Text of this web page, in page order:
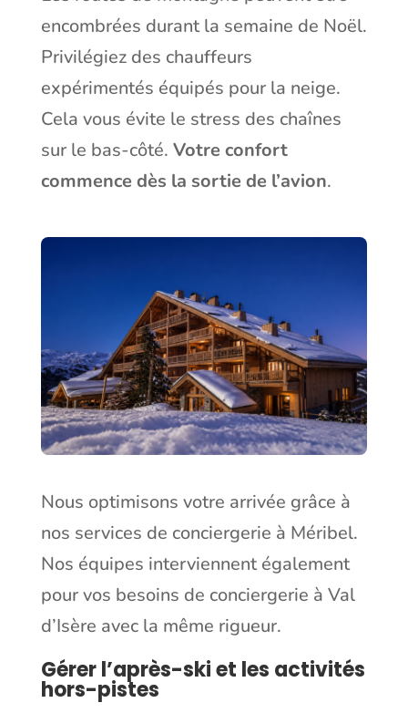
encombrées durant la semaine de Noël.
Privilégiez des chauffeurs
expérimentés équipés pour la neige.
Cela vous évite le stress des chaînes
sur le bas-côté. Votre confort
commence dès la sortie de l’avion.
Nous optimisons votre arrivée grâce à
nos services de conciergerie à Méribel.
Nos équipes interviennent également
pour vos besoins de conciergerie à Val
d’Isère avec la même rigueur.
Gérer l’après-ski et les activités
hors-pistes